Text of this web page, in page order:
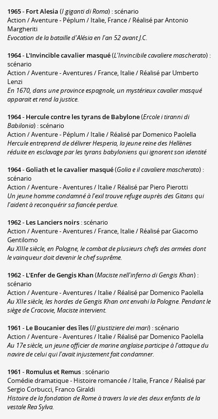
1965- Fort Alesia (I giganti di Roma) : scénario
Action / Aventure - Péplum / Italie, France / Réalisé par Antonio
Margheriti
Evocation de la bataille d'Alésia en l'an 52 avant J.C.
1964- L'Invincible cavalier masqué(L'Invincibile cavaliere mascherato) :
scénario
Action / Aventure - Aventures / France, Italie / Réalisé par Umberto
Lenzi
En 1670, dans une province espagnole, un mystérieux cavalier masqué
apparait et rend la justice.
1964- Hercule contre les tyrans de Babylone(Ercole i tiranni di
Babilonia) : scénario
Action / Aventure - Péplum / Italie / Réalisé par Domenico Paolella
Hercule entreprend de délivrer Hesperia, la jeune reine des Hellènes
réduite en esclavage par les tyrans babyloniens qui ignorent son identité
1964-Goliath et le cavalier masqué(Golia e il cavaliere mascherato) :
scénario
Action / Aventure - Aventures / Italie / Réalisé par Piero Pierotti
Un jeune homme condamné à l'exil trouve refuge auprès des Gitans qui
l'aident à reconquérir sa fiancée perdue.
1962- Les Lanciers noirs : scénario
Action / Aventure - Aventures / France, Italie / Réalisé par Giacomo
Gentilomo
Au XIIIe siècle, en Pologne, le combat de plusieurs chefs des armées dont
le vainqueur doit devenir le chef suprême.
1962- L'Enfer de Gengis Khan(Maciste nell'inferno di Gengis Khan) :
scénario
Action / Aventure - Aventures / Italie / Réalisé par Domenico Paolella
Au XIIe siècle, les hordes de Gengis Khan ont envahi la Pologne. Pendant le
siège de Cracovie, Maciste intervient.
1961 - Le Boucanier des îles(Il giustiziere dei mari) : scénario
Action / Aventure - Aventures / Italie / Réalisé par Domenico Paolella
Au 17e siècle, un jeune officier de marine anglaise participe à l'attaque du
navire de celui qui l'avait injustement fait condamner.
1961 - Romulus et Remus : scénario
Comédie dramatique - Histoire romancée / Italie, France / Réalisé par
Sergio Corbucci, Franco Giraldi
Histoire de la fondation de Rome à travers la vie des deux enfants de la
vestale Rea Sylva.